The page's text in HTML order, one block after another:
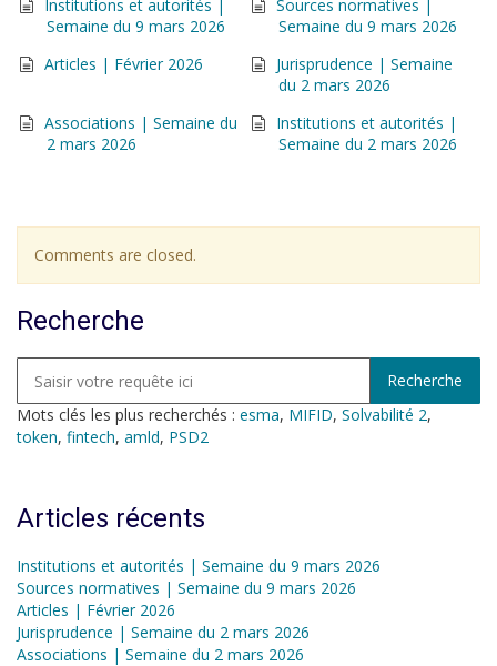
Institutions et autorités |
Semaine du 9 mars 2026
Sources normatives |
Semaine du 9 mars 2026
Articles | Février 2026
Jurisprudence | Semaine
du 2 mars 2026
Associations | Semaine du
2 mars 2026
Institutions et autorités |
Semaine du 2 mars 2026
Comments are closed.
Recherche
Mots clés les plus recherchés : esma, MIFID, Solvabilité 2,
token, fintech, amld, PSD2
Articles récents
Institutions et autorités | Semaine du 9 mars 2026
Sources normatives | Semaine du 9 mars 2026
Articles | Février 2026
Jurisprudence | Semaine du 2 mars 2026
Associations | Semaine du 2 mars 2026